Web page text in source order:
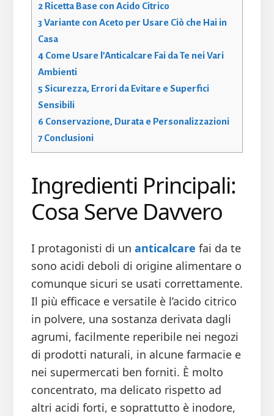
2Ricetta Base con Acido Citrico
3 Variante con Aceto per Usare Ciò che Hai in
Casa
4Come Usare l’Anticalcare Fai da Te nei Vari
Ambienti
5 Sicurezza, Errori da Evitare e Superfici
Sensibili
6 Conservazione, Durata e Personalizzazioni
7Conclusioni
Ingredienti Principali:
Cosa Serve Davvero
I protagonisti di un anticalcare fai da te
sono acidi deboli di origine alimentare o
comunque sicuri se usati correttamente.
Il più efficace e versatile è l’acido citrico
in polvere, una sostanza derivata dagli
agrumi, facilmente reperibile nei negozi
di prodotti naturali, in alcune farmacie e
nei supermercati ben forniti. È molto
concentrato, ma delicato rispetto ad
altri acidi forti, e soprattutto è inodore,